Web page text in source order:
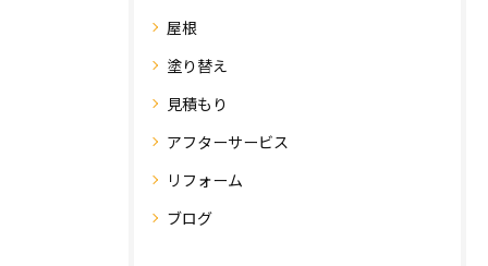
屋根
塗り替え
見積もり
アフターサービス
リフォーム
ブログ